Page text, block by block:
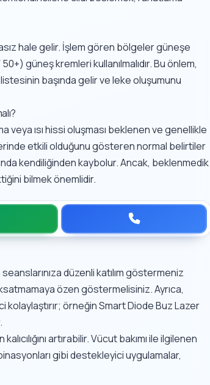
hale gelir. İşlem gören bölgeler güneşe
güneş kremleri kullanılmalıdır. Bu önlem,
listesinin başında gelir ve leke oluşumunu
veya ısı hissi oluşması beklenen ve genellikle
etkili olduğunu gösteren normal belirtiler
kendiliğinden kaybolur. Ancak, beklenmedik
bilmek önemlidir.
düzenli katılım göstermeniz
özen göstermelisiniz. Ayrıca,
kolaylaştırır; örneğinSmart Diode Buz Lazer
artırabilir. Vücut bakımı ile ilgilenen
gibi destekleyici uygulamalar,